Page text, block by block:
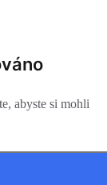
abyste si mohli